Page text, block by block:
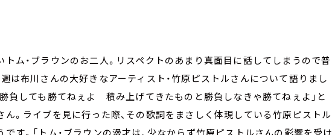
ム・ブラウンのお二人。リスペクトのあまり真面目に話してしまうので普
は布川さんの大好きなアーティスト・竹原ピストルさんについて語りまし
負しても勝てねぇよ 積み上げてきたものと勝負しなきゃ勝てねぇよ」と
。ライブを見に行った際、その歌詞をまさしく体現している竹原ピストル
す。「トム・ブラウンの漫才は、少なからず竹原ピストルさんの影響を受け